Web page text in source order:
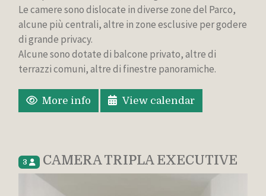
Le camere sono dislocate in diverse zone del Parco,
alcune più centrali, altre in zone esclusive per godere
di grande privacy.
Alcune sono dotate di balcone privato, altre di
terrazzi comuni, altre di finestre panoramiche.
More info View calendar
3 CAMERA TRIPLA EXECUTIVE